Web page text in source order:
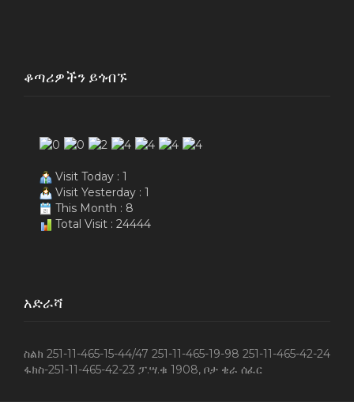
ቆጣሪዎችን ይጎብኙ
Visit Today : 1
Visit Yesterday : 1
This Month : 8
Total Visit : 24444
አድራሻ
ስልክ 251-11-465-15-44/47 251-11-465-19-98 251-11-465-42-24
ፋክስ-251-11-465-42-23 ፓ.ሣ.ቁ 1908‚ ቦታ ቄራ ሰፈር